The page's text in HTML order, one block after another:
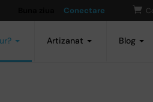
Conectare
Artizanat Blog